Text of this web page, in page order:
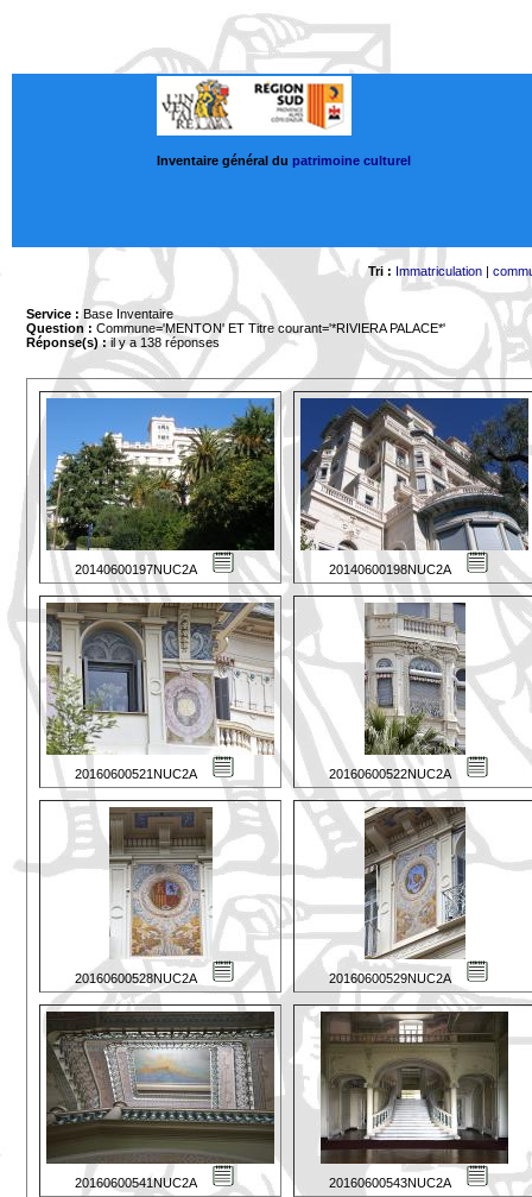
Inventaire général du patrimoine culturel
Tri : Immatriculation|
Service : Base Inventaire
Question : Commune='MENTON' ET Titre courant='*RIVIERA PALACE*'
Réponse(s) :il y a 138 réponses
20140600197NUC2A 20140600198NUC2A
20160600521NUC2A 20160600522NUC2A
20160600528NUC2A 20160600529NUC2A
20160600541NUC2A 20160600543NUC2A